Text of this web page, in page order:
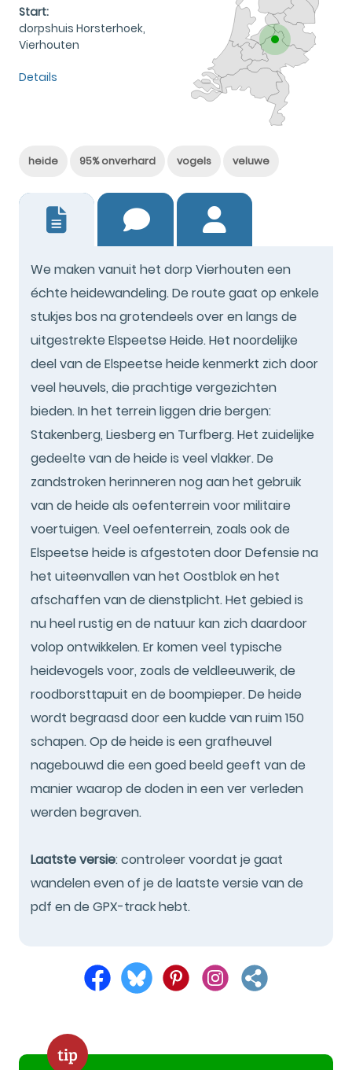
Start:
dorpshuis Horsterhoek,
Vierhouten
Details
heide 95% onverhard vogels veluwe
We maken vanuit het dorp Vierhouten een
échte heidewandeling. De route gaat op enkele
stukjes bos na grotendeels over en langs de
uitgestrekte Elspeetse Heide. Het noordelijke
deel van de Elspeetse heide kenmerkt zich door
veel heuvels, die prachtige vergezichten
bieden. In het terrein liggen drie bergen:
Stakenberg, Liesberg en Turfberg. Het zuidelijke
gedeelte van de heide is veel vlakker. De
zandstroken herinneren nog aan het gebruik
van de heide als oefenterrein voor militaire
voertuigen. Veel oefenterrein, zoals ook de
Elspeetse heide is afgestoten door Defensie na
het uiteenvallen van het Oostblok en het
afschaffen van de dienstplicht. Het gebied is
nu heel rustig en de natuur kan zich daardoor
volop ontwikkelen. Er komen veel typische
heidevogels voor, zoals de veldleeuwerik, de
roodborsttapuit en de boompieper. De heide
wordt begraasd door een kudde van ruim 150
schapen. Op de heide is een grafheuvel
nagebouwd die een goed beeld geeft van de
manier waarop de doden in een ver verleden
werden begraven.
Laatste versie: controleer voordat je gaat
wandelen even of je de laatste versie van de
pdf en de GPX-track hebt.
tip